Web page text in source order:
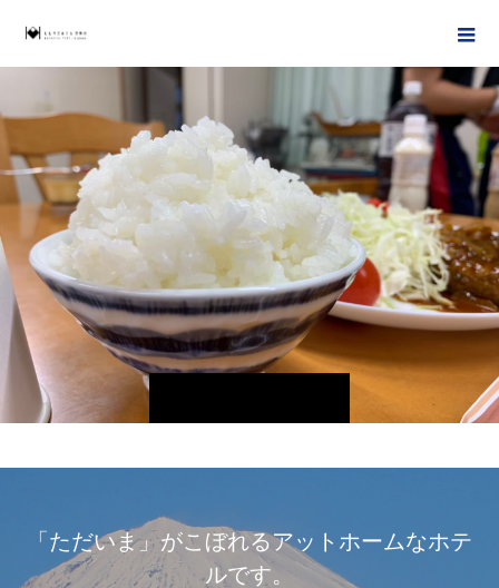
「ただいま」がこぼれるアットホームなホテ
ルです。